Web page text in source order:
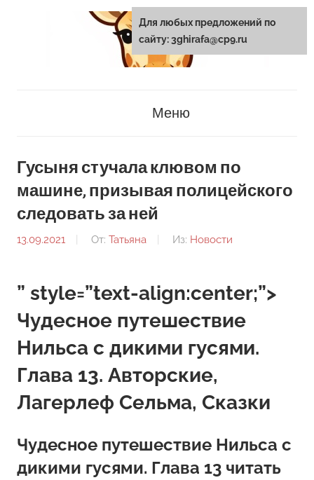
Меню
Гусыня стучала клювом по
машине, призывая полицейского
следовать за ней
13.09.2021 От: Татьяна Из: Новости
” style=”text-align:center;”>
Чудесное путешествие
Нильса с дикими гусями.
Глава 13. Авторские,
Лагерлеф Сельма, Сказки
Чудесное путешествие Нильса с
дикими гусями. Глава 13 читать
Для любых предложений по
сайту: 3ghirafa@cp9.ru